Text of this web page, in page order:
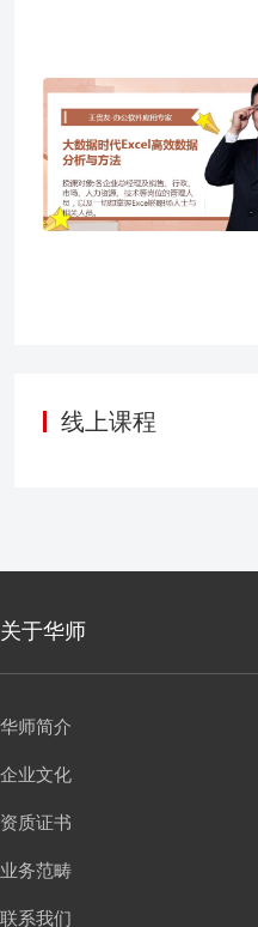
线上课程
关于华师
华师简介
企业文化
资质证书
业务范畴
联系我们